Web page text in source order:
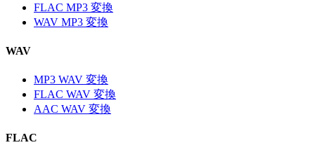
FLAC MP3 変換
WAV MP3 変換
WAV
MP3 WAV 変換
FLAC WAV 変換
AAC WAV 変換
FLAC